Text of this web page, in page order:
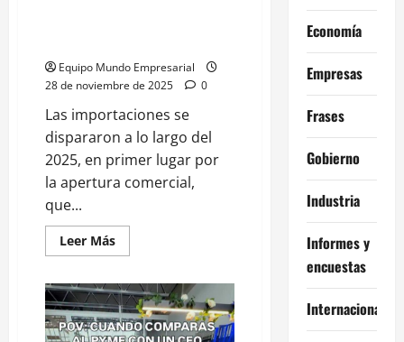
Maduro
Equipo Mundo Empresarial
28 de noviembre de 2025
0
Las importaciones se
dispararon a lo largo del
2025, en primer lugar por
la apertura comercial,
que...
Leer MásLeer
más
Las
importaciones
crecen
al
Economía
Empresas
Frases
Gobierno
Industria
Informes y
encuestas
Internacional